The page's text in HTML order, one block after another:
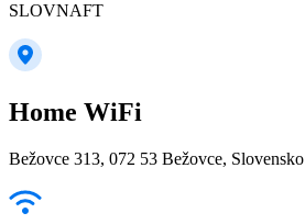
SLOVNAFT
Home WiFi
Bežovce 313, 072 53 Bežovce, Slovensko